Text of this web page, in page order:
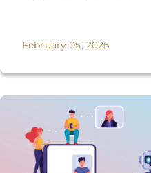
February 05, 2026